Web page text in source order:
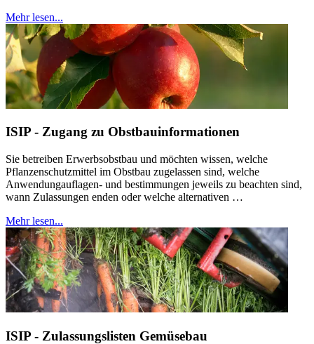
Mehr lesen...
ISIP - Zugang zu Obstbauinformationen
Sie betreiben Erwerbsobstbau und möchten wissen, welche
Pflanzenschutzmittel im Obstbau zugelassen sind, welche
Anwendungauflagen- und bestimmungen jeweils zu beachten sind,
wann Zulassungen enden oder welche alternativen …
Mehr lesen...
ISIP - Zulassungslisten Gemüsebau